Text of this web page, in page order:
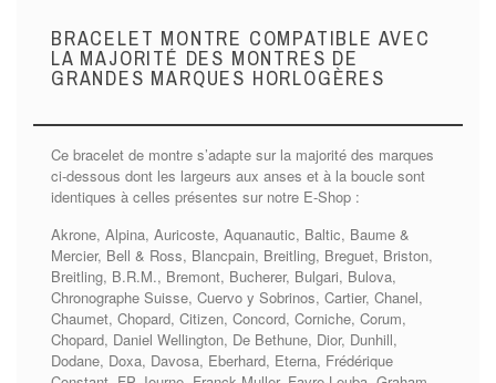
BRACELET MONTRE COMPATIBLE AVEC
LA MAJORITÉ DES MONTRES DE
GRANDES MARQUES HORLOGÈRES
Ce bracelet de montre s’adapte sur la majorité des marques
ci-dessous dont les largeurs aux anses et à la boucle sont
identiques à celles présentes sur notre E-Shop :
Akrone, Alpina, Auricoste, Aquanautic, Baltic, Baume &
Mercier, Bell & Ross, Blancpain, Breitling, Breguet, Briston,
Breitling, B.R.M., Bremont, Bucherer, Bulgari, Bulova,
Chronographe Suisse, Cuervo y Sobrinos, Cartier, Chanel,
Chaumet, Chopard, Citizen, Concord, Corniche, Corum,
Chopard, Daniel Wellington, De Bethune, Dior, Dunhill,
Dodane, Doxa, Davosa, Eberhard, Eterna, Frédérique